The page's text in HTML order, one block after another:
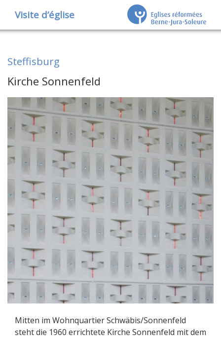
Visite d’église
Steffisburg
Kirche Sonnenfeld
Mitten im Wohnquartier Schwäbis/Sonnenfeld
steht die 1960 errichtete Kirche Sonnenfeld mit dem